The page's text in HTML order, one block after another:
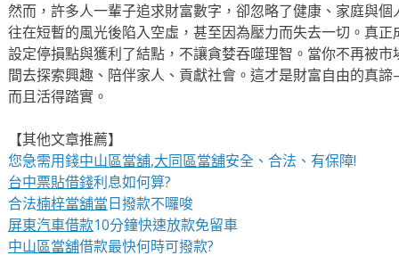
然而，許多人一輩子追求財富數字，卻忽略了健康、家庭與
往在短暫的風光後陷入空虛，甚至因為壓力而失去一切。真
設定停損點與獲利了結點，不讓貪婪吞噬理智。當你不再被
間去探索興趣、陪伴家人、貢獻社會。這才是財富自由的真
而且活得踏實。
【其他文章推薦】
您急需用錢中山區當舖,大同區當舖安全、合法、有保障!
台中票貼借錢利息如何算?
合法楠梓當舖當日撥款不囉唆
屏東汽車借款10分鐘快速放款免留車
中山區當舖借款最快何時可撥款?